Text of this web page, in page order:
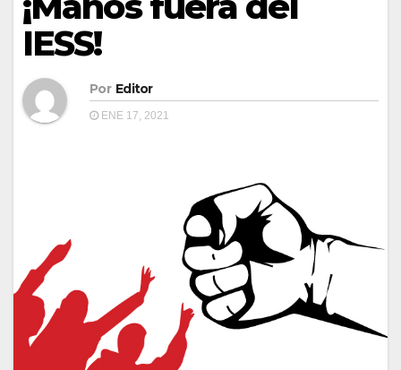
IESS!
Por Editor
ENE 17, 2021